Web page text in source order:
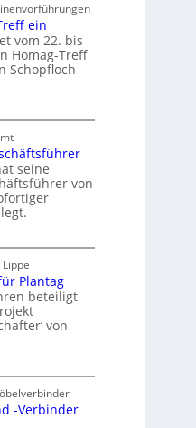
ein
vom 22. bis
Homag-Treff
Schopfloch
seine
von
Plantag
beteiligt
von
-Verbinder